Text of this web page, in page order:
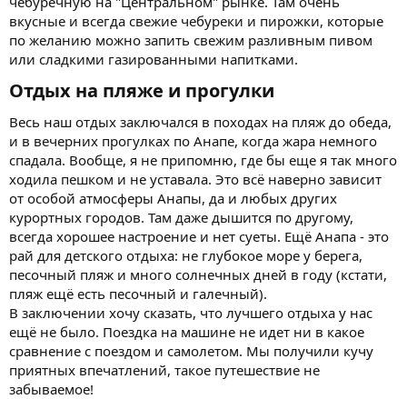
вкусные и всегда свежие чебуреки и пирожки, которые
по желанию можно запить свежим разливным пивом
или сладкими газированными напитками.
Отдых на пляже и прогулки​
Весь наш отдых заключался в походах на пляж до обеда,
и в вечерних прогулках по Анапе, когда жара немного
спадала. Вообще, я не припомню, где бы еще я так много
ходила пешком и не уставала. Это всё наверно зависит
от особой атмосферы Анапы, да и любых других
курортных городов. Там даже дышится по другому,
всегда хорошее настроение и нет суеты. Ещё Анапа - это
рай для детского отдыха: не глубокое море у берега,
песочный пляж и много солнечных дней в году (кстати,
пляж ещё есть песочный и галечный).
В заключении хочу сказать, что лучшего отдыха у нас
ещё не было. Поездка на машине не идет ни в какое
сравнение с поездом и самолетом. Мы получили кучу
приятных впечатлений, такое путешествие не
забываемое!